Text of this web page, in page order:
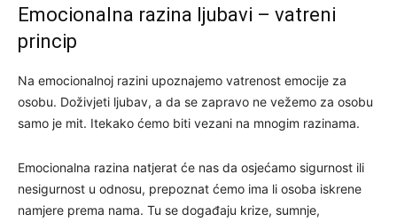
Emocionalna razina ljubavi – vatreni
princip
Na emocionalnoj razini upoznajemo vatrenost emocije za
osobu. Doživjeti ljubav, a da se zapravo ne vežemo za osobu
samo je mit. Itekako ćemo biti vezani na mnogim razinama.
Emocionalna razina natjerat će nas da osjećamo sigurnost ili
nesigurnost u odnosu, prepoznat ćemo ima li osoba iskrene
namjere prema nama. Tu se događaju krize, sumnje,